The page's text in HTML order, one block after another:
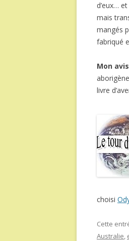
d’eux…
mais
mangés
fabriqué
Mon avis
livre
choisi
Cette
Australie,